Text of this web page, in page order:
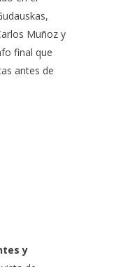
Muñoz y
final que
antes de
y